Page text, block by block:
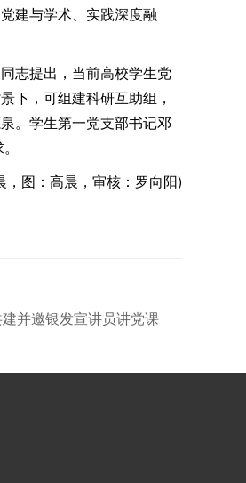
建与学术、实践深度融
志提出，当前高校学生党
下，可组建科研互助组，
。学生第一党支部书记邓
，图：高晨，审核：罗向阳)
并邀银发宣讲员讲党课